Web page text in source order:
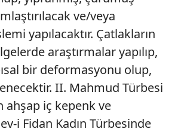
ve/veya
yapılacaktır. Çatlakların
araştırmalar yapılıp,
bir deformasyonu olup,
II. Mahmud Türbesi
ahşap iç kepenk ve
i Fidan Kadın Türbesinde